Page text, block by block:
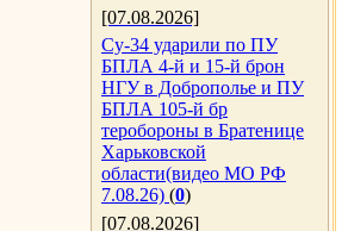
[07.08.2026]
Су-34 ударили по ПУ
БПЛА 4-й и 15-й брон
НГУ в Доброполье и ПУ
БПЛА 105-й бр
теробороны в Братенице
Харьковской
области(видео МО РФ
7.08.26) (0)
[07.08.2026]